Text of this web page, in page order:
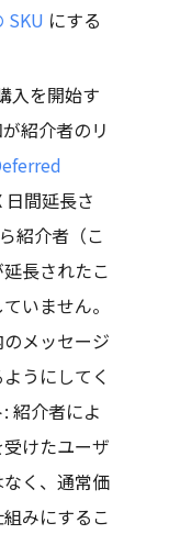
SKU にする
入を開始す
紹介者のリ
日間延長さ
紹介者（こ
長されたこ
いません。
メッセージ
うにしてく
紹介者によ
けたユーザ
く、通常価
みにするこ